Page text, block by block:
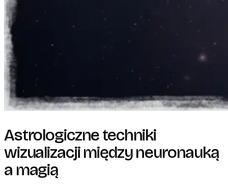
Astrologiczne techniki
wizualizacji między neuronauką
a magią